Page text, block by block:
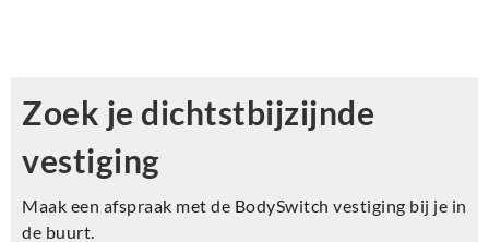
Zoek je dichtstbijzijnde
vestiging
Maak een afspraak met de BodySwitch vestiging bij je in
de buurt.